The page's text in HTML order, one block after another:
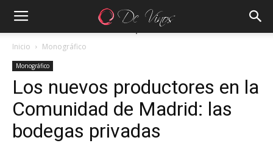
Inicio Monográfico
Monográfico
Los nuevos productores en la
Comunidad de Madrid: las
bodegas privadas